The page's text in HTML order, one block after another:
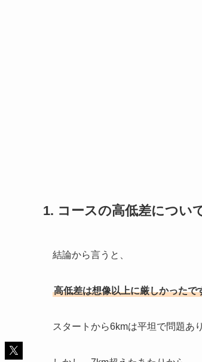
1. コースの高低差につい
結論から言うと、
高低差は想像以上に厳しかったで
スタートから6kmは平坦で問題あ